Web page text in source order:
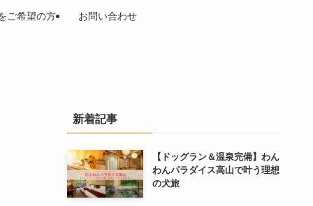
ご希望の方 お問い合わせ
新着記事
【ドッグラン＆温泉完備】わん
わんパラダイス高山で叶う理想
の犬旅